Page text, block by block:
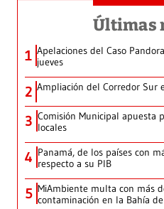
Últimas
1 Apelaciones del Caso
jueves
2 Ampliación del Corredor Sur
3 Comisión Municipal apuesta
locales
4 Panamá, de los países con
respecto a su PIB
5 MiAmbiente multa con más
contaminación en la Bahía